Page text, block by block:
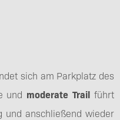
sich am Parkplatz des
und moderate Trail führt
und anschließend wieder